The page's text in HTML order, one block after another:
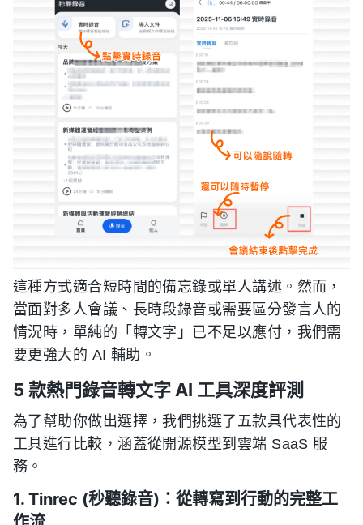
這種方式適合短時間的備忘錄或單人講述。然而，
當面對多人會議、長時段錄音或需要區分發言人的
情況時，單純的「轉文字」已不足以應付，我們需
要更強大的 AI 輔助。
5 款熱門錄音轉文字 AI 工具深度評測
為了幫助你做出選擇，我們挑選了五款具代表性的
工具進行比較，涵蓋從開源模型到雲端 SaaS 服
務。
1. Tinrec (秒聽錄音)：從轉寫到行動的完整工